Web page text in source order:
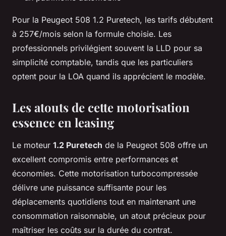
Pour la Peugeot 508 1.2 Puretech, les tarifs débutent
à 257€/mois selon la formule choisie. Les
professionnels privilégient souvent la LLD pour sa
simplicité comptable, tandis que les particuliers
optent pour la LOA quand ils apprécient le modèle.
Les atouts de cette motorisation
essence en leasing
Le moteur 1.2 Puretech de la Peugeot 508 offre un
excellent compromis entre performances et
économies. Cette motorisation turbocompressée
délivre une puissance suffisante pour les
déplacements quotidiens tout en maintenant une
consommation raisonnable, un atout précieux pour
maîtriser les coûts sur la durée du contrat.